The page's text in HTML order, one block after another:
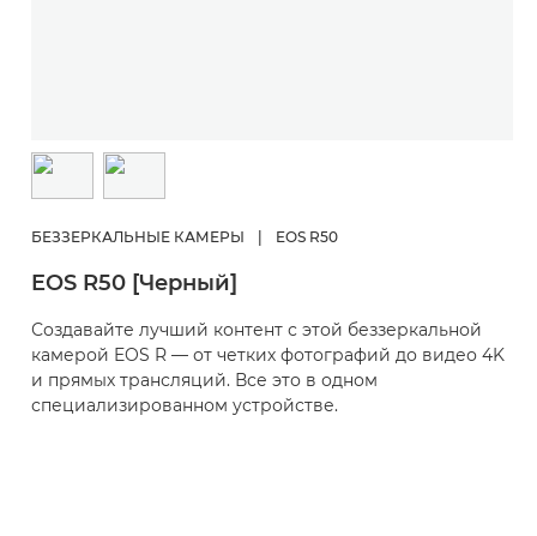
БЕЗЗЕРКАЛЬНЫЕ КАМЕРЫ | EOS R50
EOS R50 [Черный]
Создавайте лучший контент с этой беззеркальной
камерой EOS R — от четких фотографий до видео 4K
и прямых трансляций. Все это в одном
специализированном устройстве.